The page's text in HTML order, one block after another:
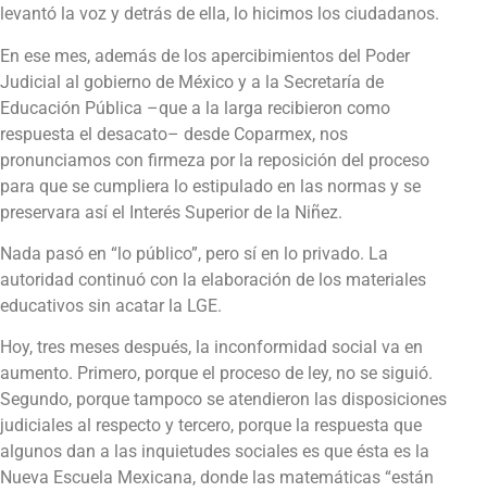
levantó la voz y detrás de ella, lo hicimos los ciudadanos.
En ese mes, además de los apercibimientos del Poder
Judicial al gobierno de México y a la Secretaría de
Educación Pública –que a la larga recibieron como
respuesta el desacato– desde Coparmex, nos
pronunciamos con firmeza por la reposición del proceso
para que se cumpliera lo estipulado en las normas y se
preservara así el Interés Superior de la Niñez.
Nada pasó en “lo público”, pero sí en lo privado. La
autoridad continuó con la elaboración de los materiales
educativos sin acatar la LGE.
Hoy, tres meses después, la inconformidad social va en
aumento. Primero, porque el proceso de ley, no se siguió.
Segundo, porque tampoco se atendieron las disposiciones
judiciales al respecto y tercero, porque la respuesta que
algunos dan a las inquietudes sociales es que ésta es la
Nueva Escuela Mexicana, donde las matemáticas “están